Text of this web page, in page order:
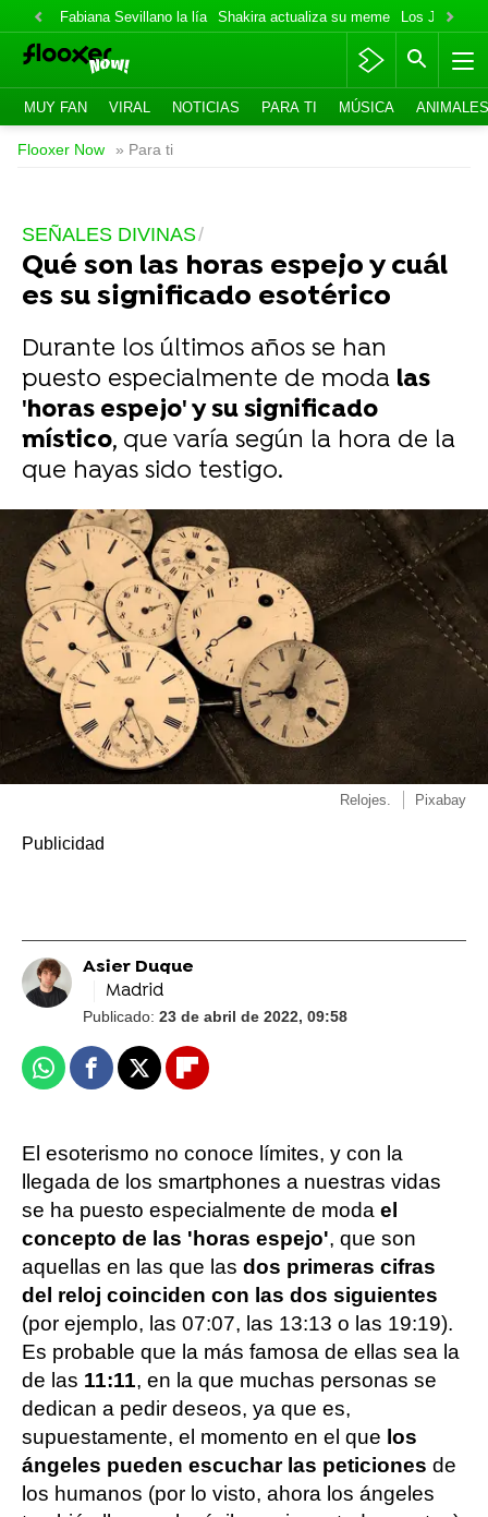
Fabiana Sevillano la lía Shakira actualiza su meme Los Jonas
MUY FAN VIRAL NOTICIAS PARA TI MÚSICA ANIMALES
Flooxer Now » Para ti
SEÑALES DIVINAS
Qué son las horas espejo y cuál
es su significado esotérico
Durante los últimos años se han
puesto especialmente de moda las
'horas espejo' y su significado
místico, que varía según la hora de la
que hayas sido testigo.
Relojes. Pixabay
Asier Duque
Madrid
Publicado: 23 de abril de 2022, 09:58
WhatsappFacebook
X Flipboard
El esoterismo no conoce límites, y con la
llegada de los smartphones a nuestras vidas
se ha puesto especialmente de moda el
concepto de las 'horas espejo', que son
aquellas en las que las dos primeras cifras
del reloj coinciden con las dos siguientes
(por ejemplo, las 07:07, las 13:13 o las 19:19).
Es probable que la más famosa de ellas sea la
de las 11:11, en la que muchas personas se
dedican a pedir deseos, ya que es,
supuestamente, el momento en el que los
ángeles pueden escuchar las peticiones de
los humanos (por lo visto, ahora los ángeles